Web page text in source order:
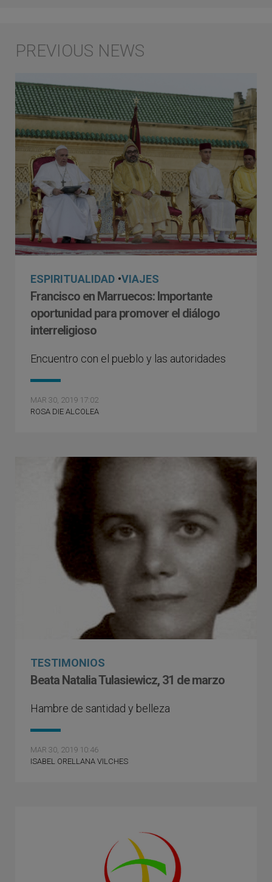
ESPIRITUALIDAD •VIAJES
Francisco en Marruecos: Importante
oportunidad para promover el diálogo
interreligioso
Encuentro con el pueblo y las autoridades
MAR 30, 2019 17:02
ROSA DIE ALCOLEA
TESTIMONIOS
Beata Natalia Tulasiewicz, 31 de marzo
Hambre de santidad y belleza
MAR 30, 2019 10:46
ISABEL ORELLANA VILCHES